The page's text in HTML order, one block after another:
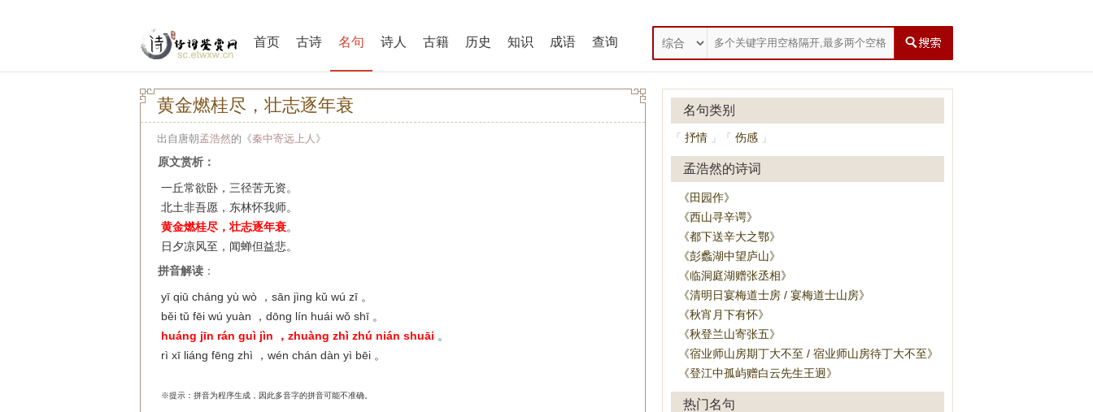
首页 古诗 名句 诗人 古籍 历史 知识 成语 查询
黄金燃桂尽，壮志逐年衰
出自唐朝孟浩然的《秦中寄远上人 》
原文赏析：
一丘常欲卧，三径苦无资。
北土非吾愿，东林怀我师。
黄金燃桂尽，壮志逐年衰。
日夕凉风至，闻蝉但益悲。
拼音解读 ：
yī qiū cháng yù wò ，sān jìng kǔ wú zī 。
běi tǔ fēi wú yuàn ，dōng lín huái wǒ shī 。
huáng jīn rán guì jìn ，zhuàng zhì zhú nián shuāi 。
rì xī liáng fēng zhì ，wén chán dàn yì bēi 。
※提示：拼音为程序生成，因此多音字的拼音可能不准确。
名句类别
「 抒情 」 「 伤感 」
孟浩然的诗词
《田园作》
《西山寻辛谔》
《都下送辛大之鄂》
《彭蠡湖中望庐山》
《临洞庭湖赠张丞相》
《清明日宴梅道士房 / 宴梅道士山房》
《秋宵月下有怀》
《秋登兰山寄张五》
《宿业师山房期丁大不至 / 宿业师山房待丁大不至》
《登江中孤屿赠白云先生王迥》
热门名句